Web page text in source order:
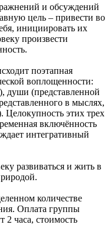
и обсуждений
цель – привести во
инициировать их
произвести
поэтапная
воплощенности:
души (представленной
в мыслях,
Целокупность этих трех
включённость
интегративный
развиваться и жить в
количестве
Оплата группы
2 часа, стоимость